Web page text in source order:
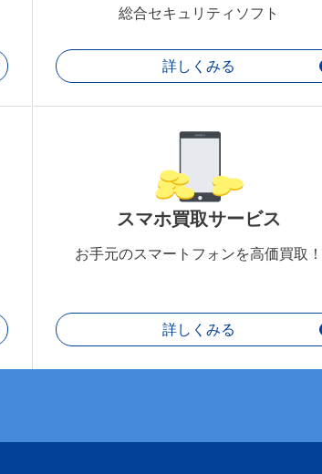
総合セキュリティソフト
詳しくみる
スマホ買取サービス
お手元のスマートフォンを高価買取！
詳しくみる